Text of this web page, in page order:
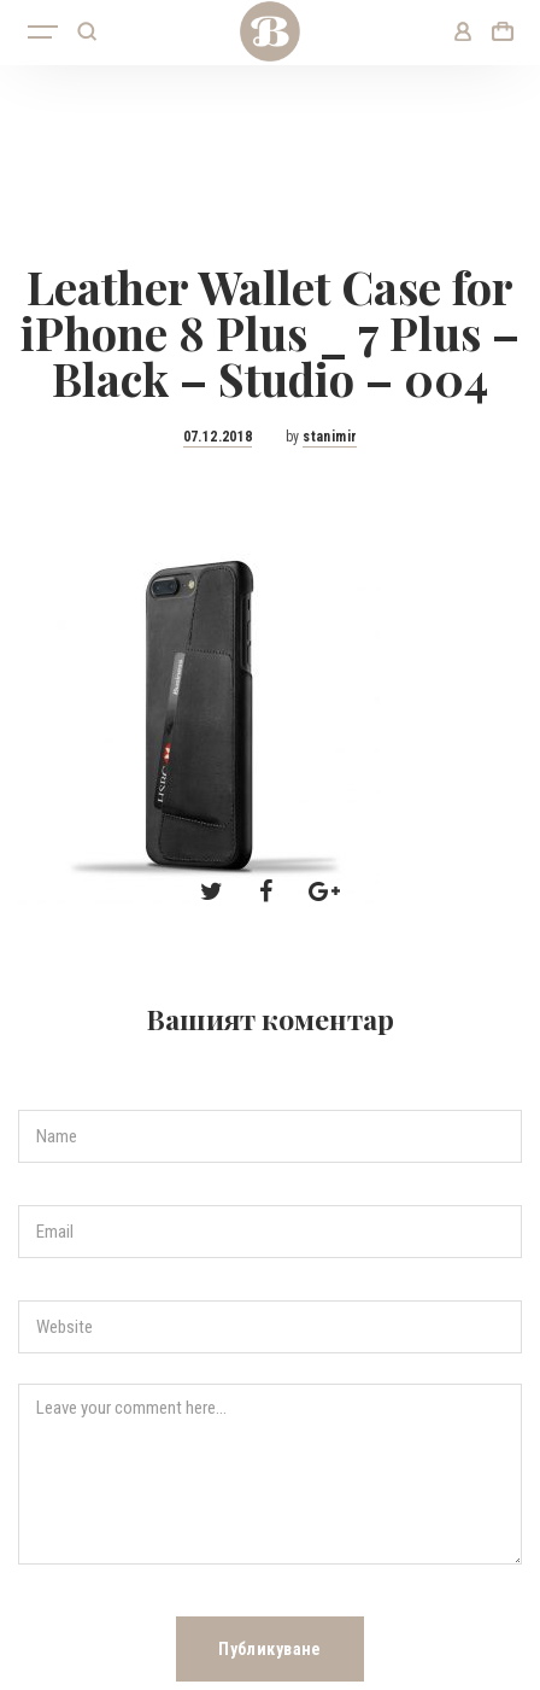
Leather Wallet Case for
iPhone 8 Plus _ 7 Plus –
Black – Studio – 004
Posted
07.12.2018 by stanimir
Вашият коментар